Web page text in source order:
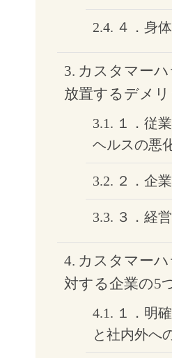
４．身
カスタマー
放置するデメリ
１．従
ヘルスの悪
２．企
３．経
カスタマー
対する企業の5
１．明
と社内外へ